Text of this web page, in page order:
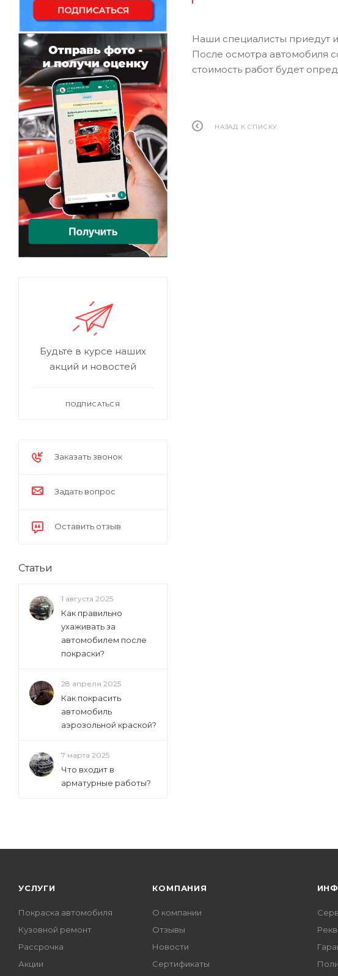
Наши специалисты приедут
После осмотра автомобиля
стоимость работ будет
НАЗАД К СПИСКУ
Будьте в курсе наших
акций и новостей
ПОДПИСАТЬСЯ
Заказать звонок
Задать вопрос
Оставить отзыв
Статьи
1 августа 2025
Как правильно
ухаживать за
автомобилем после
покраски?
28 апреля 2025
Как покрасить
автомобиль
аэрозольной краской?
7 марта 2025
Что входит в
арматурные работы?
УСЛУГИ
Покраска автомобиля
Кузовной ремонт
Рассрочка
Акции
КОМПАНИЯ
О компании
Отзывы
Новости
Сертификаты